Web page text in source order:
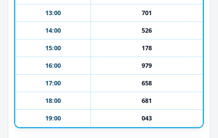
13:00
701
14:00
526
15:00
178
16:00
979
17:00
658
18:00
681
19:00
043